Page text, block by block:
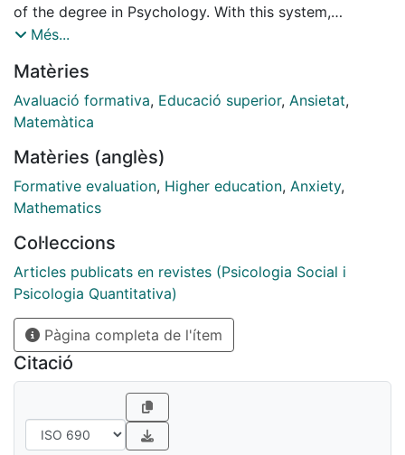
of the degree in Psychology. With this system,
students received feedback from the tests they
feedback classes' attendance and students' grades.
The correlation between math anxiety and course's
performance was not significant, suggesting that
impact of math anxiety on performance
Més...
Matèries
Avaluació formativa, Educació superior, Ansietat,
Matemàtica
Matèries (anglès)
Formative evaluation, Higher education, Anxiety,
Mathematics
Col·leccions
Articles publicats en revistes (Psicologia Social i
Psicologia Quantitativa)
Pàgina completa de l'ítem
Citació